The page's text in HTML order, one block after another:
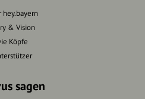
hey.bayern
& Vision
Köpfe
sagen